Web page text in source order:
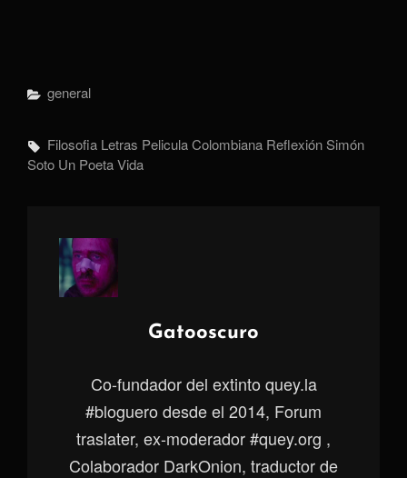
Categorías
General
Etiquetas,
Filosofia Letras Pelicula Colombiana ReflexiónSimón
Soto Un PoetaVida
Autor:
Gatooscuro
Co-fundador del extinto quey.la
#bloguero desde el 2014, Forum
traslater, ex-moderador #quey.org ,
Colaborador DarkOnion, traductor de